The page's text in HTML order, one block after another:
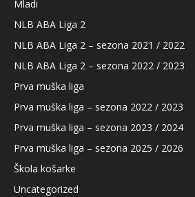
Mladi
NLB ABA Liga 2
NLB ABA Liga 2 – sezona 2021 / 2022
NLB ABA Liga 2 – sezona 2022 / 2023
Prva muška liga
Prva muška liga – sezona 2022 / 2023
Prva muška liga – sezona 2023 / 2024
Prva muška liga – sezona 2025 / 2026
Škola košarke
Uncategorized